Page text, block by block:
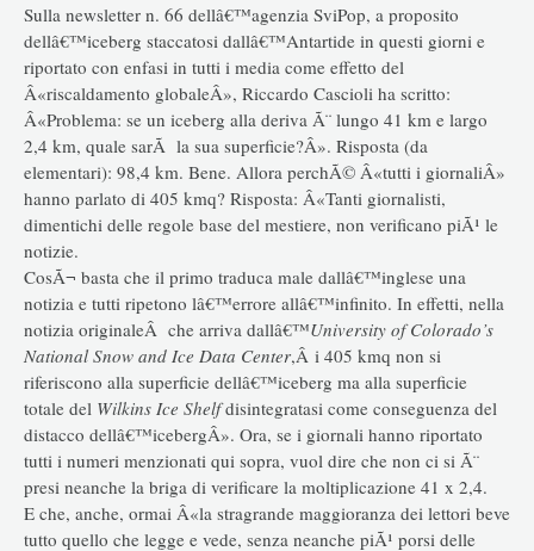
Sulla newsletter n. 66 dellâ€™agenzia SviPop, a proposito
dellâ€™iceberg staccatosi dallâ€™Antartide in questi giorni e
riportato con enfasi in tutti i media come effetto del
Â«riscaldamento globaleÂ», Riccardo Cascioli ha scritto:
Â«Problema: se un iceberg alla deriva Ã¨ lungo 41 km e largo
2,4 km, quale sarÃ la sua superficie?Â». Risposta (da
elementari): 98,4 km. Bene. Allora perchÃ© Â«tutti i giornaliÂ»
hanno parlato di 405 kmq? Risposta: Â«Tanti giornalisti,
dimentichi delle regole base del mestiere, non verificano piÃ¹ le
notizie.
CosÃ¬ basta che il primo traduca male dallâ€™inglese una
notizia e tutti ripetono lâ€™errore allâ€™infinito. In effetti, nella
notizia originaleÂ che arriva dallâ€™University of Colorado’s
National Snow and Ice Data Center,Â i 405 kmq non si
riferiscono alla superficie dellâ€™iceberg ma alla superficie
totale del Wilkins Ice Shelfdisintegratasi come conseguenza del
distacco dellâ€™icebergÂ». Ora, se i giornali hanno riportato
tutti i numeri menzionati qui sopra, vuol dire che non ci si Ã¨
presi neanche la briga di verificare la moltiplicazione 41 x 2,4.
E che, anche, ormai Â«la stragrande maggioranza dei lettori beve
tutto quello che legge e vede, senza neanche piÃ¹ porsi delle